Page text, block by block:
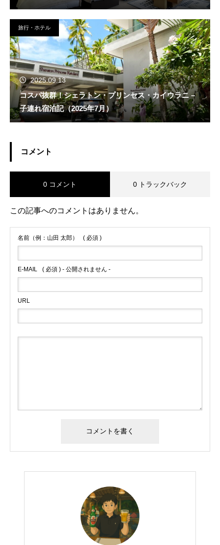
旅行・ホテル
2025.09.13
コスパ抜群！シェラトン・プリンセス・カイウラニ –
子連れ宿泊記（2025年7月）
コメント
0 コメント 0 トラックバック
この記事へのコメントはありません。
名前（例：山田 太郎） ( 必須 )
E-MAIL ( 必須 ) - 公開されません -
URL